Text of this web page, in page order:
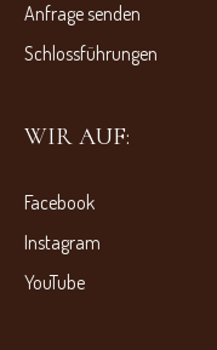
Anfrage senden
Schlossführungen
WIR AUF:
Facebook
Instagram
YouTube